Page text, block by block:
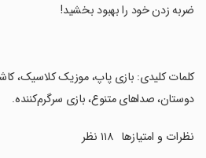
ضربه زدن خود را بهبود بخشید!
‏کلمات کلیدی: بازی پاپ، موزیک کلاسیک،
دوستان، صداهای متنوع، بازی سرگرم‌کننده.
نظرات و امتیازها